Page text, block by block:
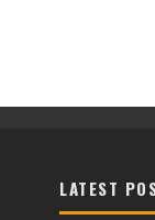
LATEST